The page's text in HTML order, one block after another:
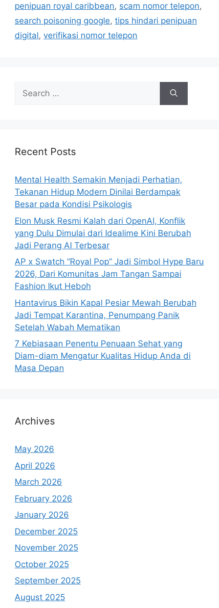
penipuan royal caribbean, scam nomor telepon,
search poisoning google, tips hindari penipuan
digital, verifikasi nomor telepon
h
r
:
Recent Posts
Mental Health Semakin Menjadi Perhatian,
Tekanan Hidup Modern Dinilai Berdampak
Besar pada Kondisi Psikologis
Elon Musk Resmi Kalah dari OpenAI, Konflik
yang Dulu Dimulai dari Idealime Kini Berubah
Jadi Perang AI Terbesar
AP x Swatch “Royal Pop” Jadi Simbol Hype Baru
2026, Dari Komunitas Jam Tangan Sampai
Fashion Ikut Heboh
Hantavirus Bikin Kapal Pesiar Mewah Berubah
Jadi Tempat Karantina, Penumpang Panik
Setelah Wabah Mematikan
7 Kebiasaan Penentu Penuaan Sehat yang
Diam-diam Mengatur Kualitas Hidup Anda di
Masa Depan
Archives
May 2026
April 2026
March 2026
February 2026
January 2026
December 2025
November 2025
October 2025
September 2025
August 2025